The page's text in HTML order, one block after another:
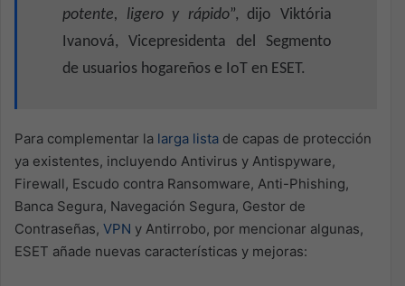
potente, ligero y rápido”, dijo Viktória
Ivanová, Vicepresidenta del Segmento
de usuarios hogareños e IoT en ESET.
Para complementar la larga lista de capas de protección
ya existentes, incluyendo Antivirus y Antispyware,
Firewall, Escudo contra Ransomware, Anti-Phishing,
Banca Segura, Navegación Segura, Gestor de
Contraseñas, VPN y Antirrobo, por mencionar algunas,
ESET añade nuevas características y mejoras: